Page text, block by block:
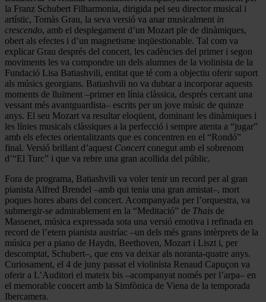
la Franz Schubert Filharmonia, dirigida pel seu director musical i
artístic, Tomàs Grau, la seva versió va anar musicalment in
crescendo, amb el desplegament d’un Mozart ple de dinàmiques,
obert als efectes i d’un magnetisme inqüestionable. Tal com va
explicar Grau després del concert, les cadències del primer i segon
moviments les va compondre un dels alumnes de la violinista de la
Fundació Lisa Batiashvili, entitat que té com a objectiu oferir suport
als músics georgians. Batiashvili no va dubtar a incorporar aquests
moments de lluïment –primer en línia clàssica, després cercant una
vessant més avantguardista– escrits per un jove músic de quinze
anys. El seu Mozart va resultar eloqüent, dominant les dinàmiques i
les línies musicals clàssiques a la perfecció i sempre atenta a “jugar”
amb els efectes orientalitzants que es concentren en el “Rondó”
final. Versió brillant d’aquest Concertconegut amb el sobrenom
d’“El Turc” i que va rebre una gran acollida del públic.
Fora de programa, Batiashvili va voler tenir un record per al gran
pianista Alfred Brendel –amb qui tenia una gran amistat–, mort
poques hores abans del concert. Acompanyada per l’orquestra, va
submergir-se admirablement en la “Meditació” de Thais de
Massenet, música expressada sota una versió emotiva i refinada en
record de l’etern pianista austríac –un dels més grans intèrprets de la
música per a piano de Haydn, Beethoven, Mozart i Liszt i, per
descomptat, Schubert–, que ens va deixar als noranta-quatre anys.
Curiosament, el 4 de juny passat el violinista Renaud Capuçon va
oferir a L’Auditori el mateix bis –acompanyat només per l’arpa– en
el memorable concert amb la Simfònica de Viena de la temporada
Ibercamera.